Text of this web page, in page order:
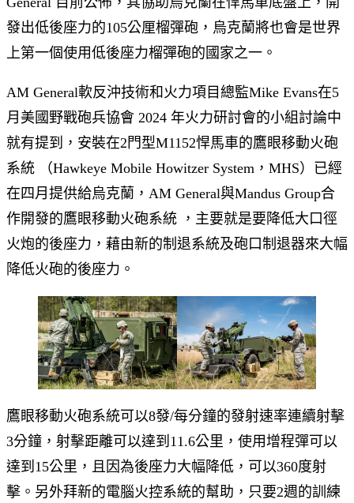
發出低後座力的105公厘榴彈砲，烏克蘭將也會是世界
上第一個使用低後座力榴彈砲的國家之一。
AM General軟反沖技術和火力項目總監Mike Evans在5
月美國野戰砲兵協會 2024 年火力研討會的小組討論中
就有提到，安裝在2門型M1152悍馬車的鷹眼移動火砲
系統 （Hawkeye Mobile Howitzer System，MHS）已經
在四月提供給烏克蘭，AM General與Mandus Group合
作開發的鷹眼移動火砲系統 ，主要就是要降低大口徑
火炮的後座力，藉由新的制退系統及砲口制退器來大幅
降低火砲的後座力。
鷹眼移動火砲系統可以8發/每分鐘的發射速率連續射擊
3分鐘，射擊距離可以達到11.6公里，使用增程彈可以
達到15公里，且因為後座力大幅降低，可以360度射
擊。另外拜新的電腦火控系統的幫助，只要2週的訓練